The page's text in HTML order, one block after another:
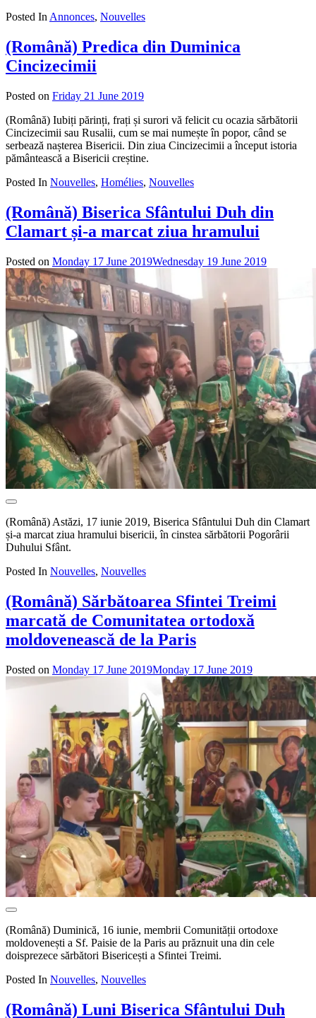
Posted InAnnonces, Nouvelles
(Română) Predica din Duminica
Cincizecimii
Posted on Friday 21 June 2019
(Română) Iubiți părinți, frați și surori vă felicit cu ocazia sărbătorii
Cincizecimii sau Rusalii, cum se mai numește în popor, când se
serbează nașterea Bisericii. Din ziua Cincizecimii a început istoria
pământească a Bisericii creștine.
Posted In Nouvelles, Homélies, Nouvelles
(Română) Biserica Sfântului Duh din
Clamart și-a marcat ziua hramului
Posted on Monday 17 June 2019Wednesday 19 June 2019
(Română) Astăzi, 17 iunie 2019, Biserica Sfântului Duh din Clamart
și-a marcat ziua hramului bisericii, în cinstea sărbătorii Pogorârii
Duhului Sfânt.
Posted In Nouvelles, Nouvelles
(Română) Sărbătoarea Sfintei Treimi
marcată de Comunitatea ortodoxă
moldovenească de la Paris
Posted on Monday 17 June 2019Monday 17 June 2019
admin
(Română) Duminică, 16 iunie, membrii Comunității ortodoxe
moldovenești a Sf. Paisie de la Paris au prăznuit una din cele
doisprezece sărbători Bisericești a Sfintei Treimi.
Posted In Nouvelles, Nouvelles
(Română) Luni Biserica Sfântului Duh